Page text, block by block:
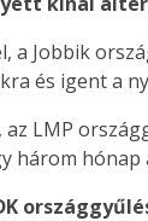
a Jobbik
és igent a
az LMP
három hónap